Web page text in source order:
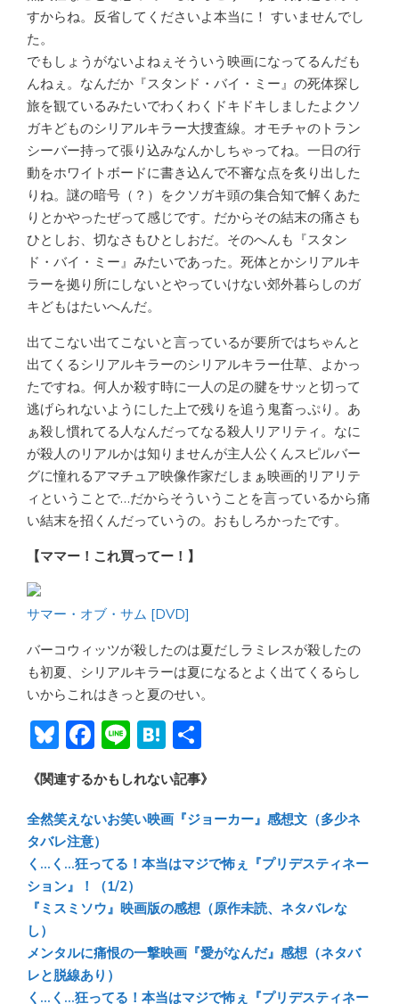
すからね。反省してくださいよ本当に！ すいませんでし
た。
でもしょうがないよねぇそういう映画になってるんだも
んねぇ。なんだか『スタンド・バイ・ミー』の死体探し
旅を観ているみたいでわくわくドキドキしましたよクソ
ガキどものシリアルキラー大捜査線。オモチャのトラン
シーバー持って張り込みなんかしちゃってね。一日の行
動をホワイトボードに書き込んで不審な点を炙り出した
りね。謎の暗号（？）をクソガキ頭の集合知で解くあた
りとかやったぜって感じです。だからその結末の痛さも
ひとしお、切なさもひとしおだ。そのへんも『スタン
ド・バイ・ミー』みたいであった。死体とかシリアルキ
ラーを拠り所にしないとやっていけない郊外暮らしのガ
キどもはたいへんだ。
出てこない出てこないと言っているが要所ではちゃんと
出てくるシリアルキラーのシリアルキラー仕草、よかっ
たですね。何人か殺す時に一人の足の腱をサッと切って
逃げられないようにした上で残りを追う鬼畜っぷり。あ
ぁ殺し慣れてる人なんだってなる殺人リアリティ。なに
が殺人のリアルかは知りませんが主人公くんスピルバー
グに憧れるアマチュア映像作家だしまぁ映画的リアリテ
ィということで…だからそういうことを言っているから痛
い結末を招くんだっていうの。おもしろかったです。
【ママー！これ買ってー！】
サマー・オブ・サム [DVD]
バーコウィッツが殺したのは夏だしラミレスが殺したの
も初夏、シリアルキラーは夏になるとよく出てくるらし
いからこれはきっと夏のせい。
Bl
u
e
sk
y
F
ac
e
b
o
ok
Li
n
e
H
at
e
n
a
有
《関連するかもしれない記事》
全然笑えないお笑い映画『ジョーカー』感想文（多少ネ
タバレ注意）
く…く…狂ってる！本当はマジで怖ぇ『プリデスティネー
ション』！（1/2）
『ミスミソウ』映画版の感想（原作未読、ネタバレな
し）
メンタルに痛恨の一撃映画『愛がなんだ』感想（ネタバ
レと脱線あり）
く…く…狂ってる！本当はマジで怖ぇ『プリデスティネー